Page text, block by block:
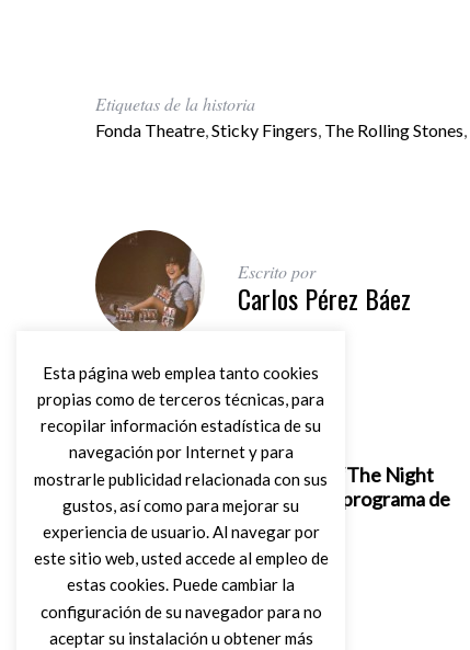
Etiquetas de la historia
Fonda Theatre Sticky Fingers The Rolling Stones
Escrito por
Carlos Pérez Báez
Artículo anterior
Bob Dylan interpreta “The Night
We Call it a Day” en el programa de
David Letterman
Esta página web emplea tanto cookies
propias como de terceros técnicas, para
recopilar información estadística de su
navegación por Internet y para
mostrarle publicidad relacionada con sus
gustos, así como para mejorar su
experiencia de usuario. Al navegar por
este sitio web, usted accede al empleo de
estas cookies. Puede cambiar la
configuración de su navegador para no
aceptar su instalación u obtener más